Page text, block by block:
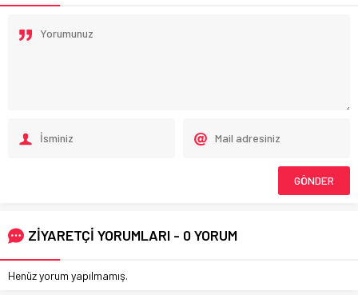
ZİYARETÇİ YORUMLARI - 0 YORUM
Henüz yorum yapılmamış.